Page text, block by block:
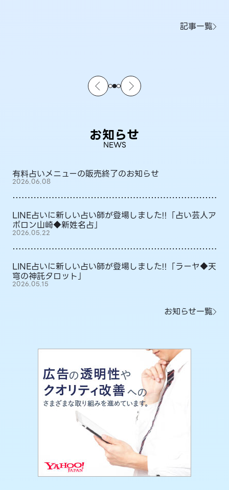
記事一覧
お知らせ
NEWS
有料占いメニューの販売終了のお知らせ
2026.06.08
LINE占いに新しい占い師が登場しました!!「占い芸人ア
ポロン山崎◆新姓名占」
2026.05.22
LINE占いに新しい占い師が登場しました!!「ラーヤ◆天
穹の神託タロット」
2026.05.15
お知らせ一覧